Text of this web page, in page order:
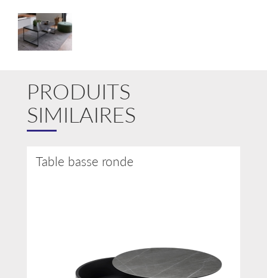
Galerie
PRODUITS
SIMILAIRES
Table basse ronde